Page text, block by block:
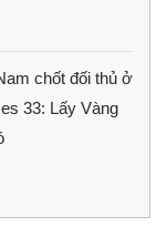
chốt đối thủ ở
33: Lấy Vàng